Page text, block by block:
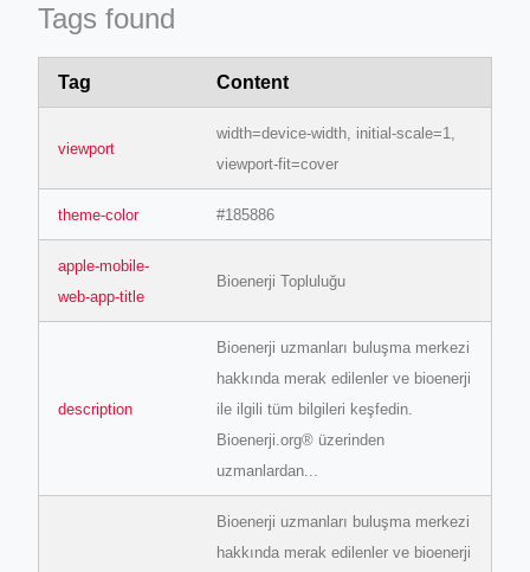
crew-neck-navy-blue/
Tags found
Tag Content
viewport
width=device-width, initial-scale=1,
viewport-fit=cover
theme-color #185886
apple-mobile-
web-app-title
Bioenerji Topluluğu
description
Bioenerji uzmanları buluşma merkezi
hakkında merak edilenler ve bioenerji
ile ilgili tüm bilgileri keşfedin.
Bioenerji.org® üzerinden
uzmanlardan...
Bioenerji uzmanları buluşma merkezi
hakkında merak edilenler ve bioenerji